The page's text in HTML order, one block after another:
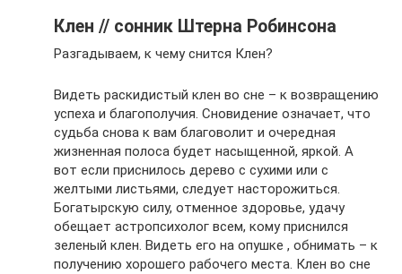
Клен // сонник Штерна Робинсона
Разгадываем, к чему снится Клен?
Видеть раскидистый клен во сне – к возвращению
успеха и благополучия. Сновидение означает, что
судьба снова к вам благоволит и очередная
жизненная полоса будет насыщенной, яркой. А
вот если приснилось дерево с сухими или с
желтыми листьями, следует насторожиться.
Богатырскую силу, отменное здоровье, удачу
обещает астропсихолог всем, кому приснился
зеленый клен. Видеть его на опушке , обнимать – к
получению хорошего рабочего места. Клен во сне